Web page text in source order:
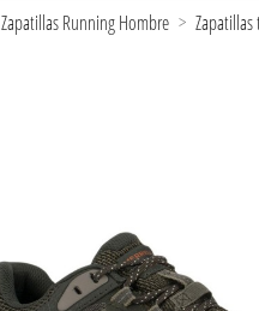
Zapatillas Running Hombre